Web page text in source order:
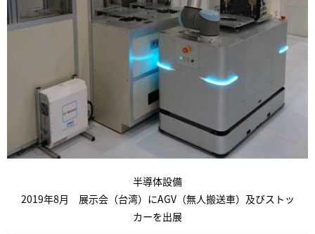
半導体設備
2019年8月 展示会（台湾）にAGV（無人搬送車）及びストッ
カーを出展